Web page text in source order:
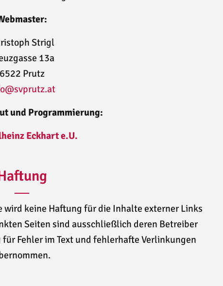
Strigl
13a
6522 Prutz
und Programmierung:
Eckhart e.U.
keine Haftung für die Inhalte externer Links
Seiten sind ausschließlich deren Betreiber
Fehler im Text und fehlerhafte Verlinkungen